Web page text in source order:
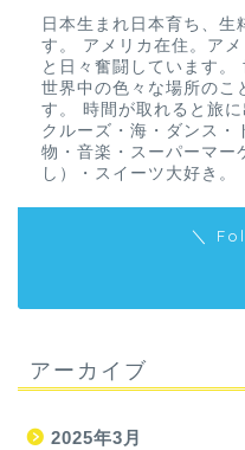
日本生まれ日本育ち、生
す。 アメリカ在住。ア
と日々奮闘しています。
世界中の色々な場所のこ
す。 時間が取れると旅
クルーズ・海・ダンス・
物・音楽・スーパーマー
し）・スイーツ大好き。
＼
アーカイブ
2025年3月